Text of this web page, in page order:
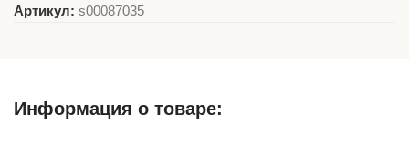
Артикул: s00087035
Информация о товаре: